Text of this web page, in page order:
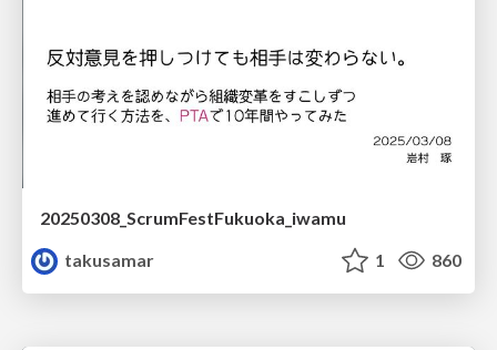
20250308_ScrumFestFukuoka_iwamu
takusamar
1 860